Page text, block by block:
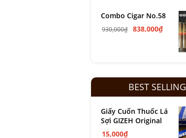
Combo Cigar No.58
930,000₫ 838,000₫
BEST SELLING
Giấy Cuốn Thuốc Lá
Sợi GIZEH Original
15,000₫